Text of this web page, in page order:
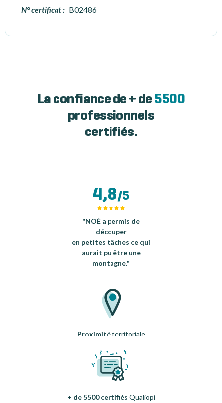
N° certificat : B02486
La confiance de + de 5500
professionnels
certifiés.
+ de 5500 certifiés Qualiopi
4,8/5
"NOÉ a permis de
découper
en petites tâches ce qui
aurait pu être une
montagne."
Proximitéterritoriale